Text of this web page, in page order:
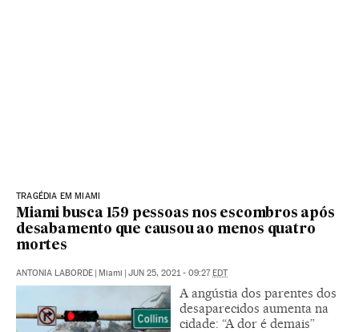
TRAGÉDIA EM MIAMI
Miami busca 159 pessoas nos escombros após
desabamento que causou ao menos quatro
mortes
ANTONIA LABORDE | Miami | JUN 25, 2021 - 09:27EDT
A angústia dos parentes dos
desaparecidos aumenta na
cidade: “A dor é demais”